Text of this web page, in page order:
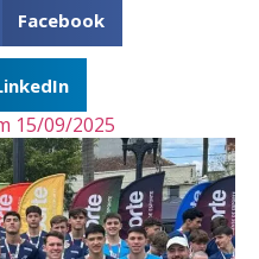
Facebook
15/09/2025